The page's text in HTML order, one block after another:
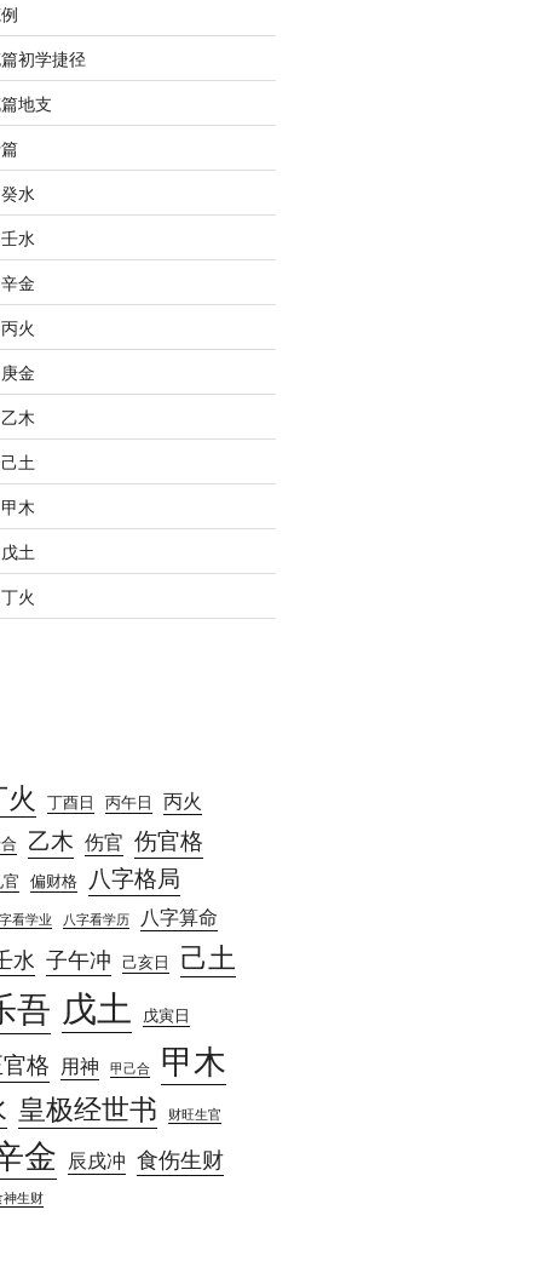
初学捷径
地支
水
水
金
火
金
木
土
木
土
火
丁酉日 丙午日 丙火
乙木 伤官 伤官格
偏财格 八字格局
看学业 八字看学历 八字算命
水 子午冲 己亥日 己土
吾 戊土 戊寅日
格 用神 甲己合 甲木
皇极经世书 财旺生官
金 辰戌冲 食伤生财
神生财